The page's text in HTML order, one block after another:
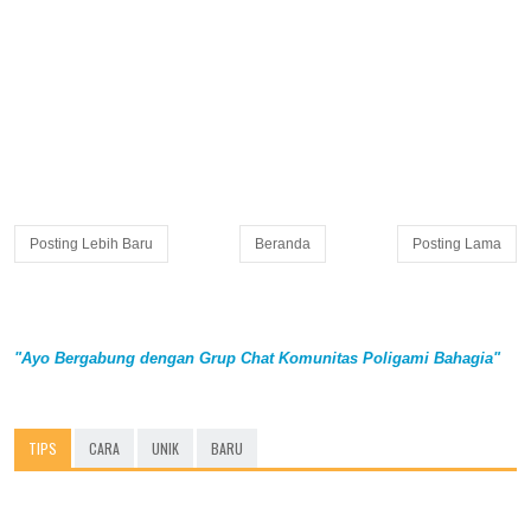
Posting Lebih Baru Posting Lama
Beranda
"Ayo Bergabung dengan Grup Chat Komunitas Poligami Bahagia"
TIPS CARA UNIK BARU